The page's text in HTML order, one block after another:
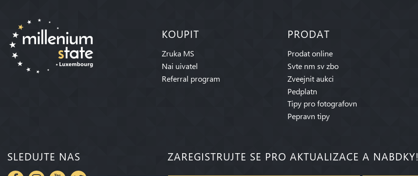
KOUPIT
Zruka MS
Nai uivatel
Referral program
PRODAT
Prodat online
Svte nm sv zbo
Zveejnit aukci
Pedplatn
Tipy pro fotografovn
Pepravn tipy
SLEDUJTE NAS ZAREGISTRUJTE SE PRO AKTUALIZACE A NABDKY!